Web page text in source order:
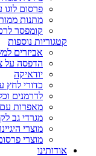
פרסום
מתנות
קומפסר
קטגוריות נוספות
אביזרים
הדפסה על
יודאיקה
כדורי
לדרמנים
מאפרות
מגרדי גב
מוצרי
מוצרי
אודותינו